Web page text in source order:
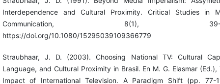
Interdependence and Cultural Proximity. Critical Studies in
Communication, 8(1), 39-
https://doi.org/10.1080/15295039109366779
Straubhaar, J. D. (2003). Choosing National TV: Cultural
Language, and Cultural Proximity in Brasil. En M. G. Elasmar (Ed.),
Impact of International Television. A Paradigm Shift (pp. 77-